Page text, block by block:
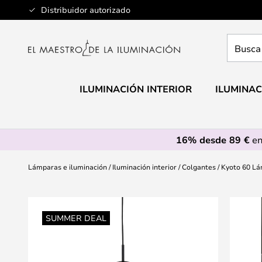
Distribuidor autorizado
Ir
al
aquí
ILUMINACIÓN INTERIOR
16% desde 89 €
Lámparas e iluminación Iluminación interior Colgantes Kyoto 60
SUMMER DEAL